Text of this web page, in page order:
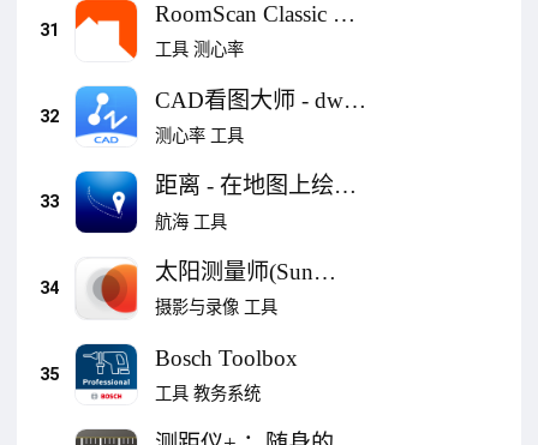
31
RoomScan Classic 会
自动绘制平面图的
工具 测心率
32
CAD看图大师 - dwg
看图编辑测量批注云
测心率 工具
33
距离 - 在地图上绘制
并测量距离
航海 工具
34
太阳测量师(Sun
Surveyor)
摄影与录像 工具
35
Bosch Toolbox
工具 教务系统